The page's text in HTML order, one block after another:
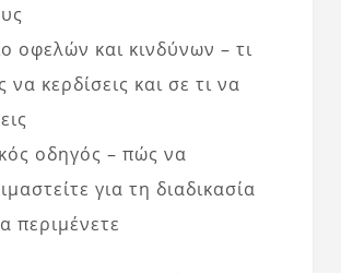
οφελών και κινδύνων – τι
να κερδίσεις και σε τι να
οδηγός – πώς να
για τη διαδικασία
περιμένετε